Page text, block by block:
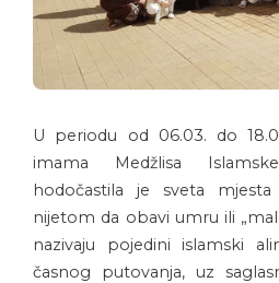
U periodu od 06.03. do
imama Medžlisa
hodočastila je sveta
nijetom da obavi umru ili
nazivaju pojedini islamski
časnog putovanja, uz